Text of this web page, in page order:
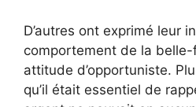
D’autres ont exprimé leur
comportement de la
attitude d’opportuniste.
qu’il était essentiel de